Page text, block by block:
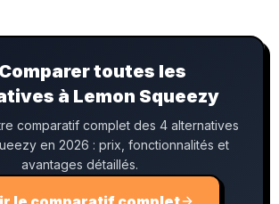
Comparer toutes les
à Lemon Squeezy
comparatif complet des 4 alternatives
en 2026 : prix, fonctionnalités et
avantages détaillés.